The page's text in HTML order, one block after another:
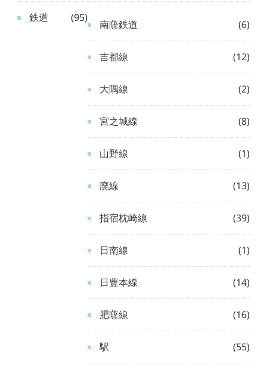
鉄道 (95)
南薩鉄道 (6)
吉都線 (12)
大隅線 (2)
宮之城線 (8)
山野線 (1)
廃線 (13)
指宿枕崎線 (39)
日南線 (1)
日豊本線 (14)
肥薩線 (16)
駅 (55)